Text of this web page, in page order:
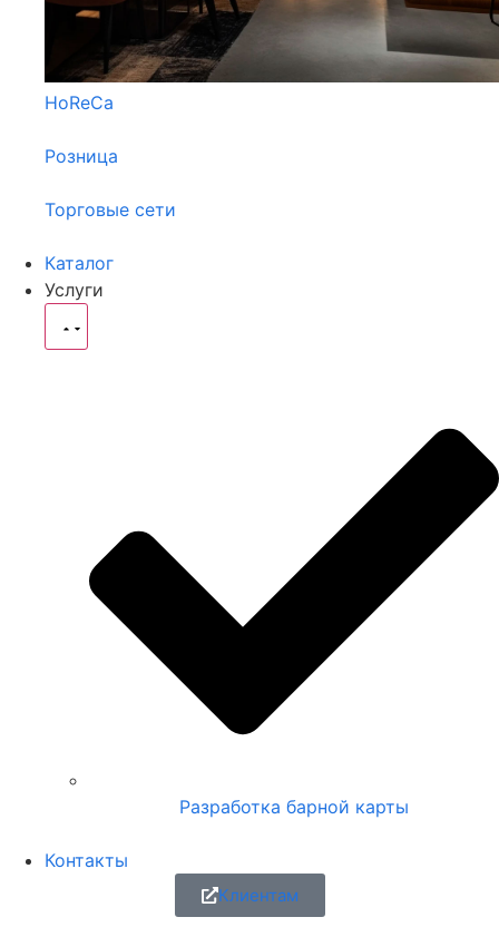
HoReCa
Розница
Торговые сети
Каталог
Услуги
Разработка барной карты
Контакты
Клиентам